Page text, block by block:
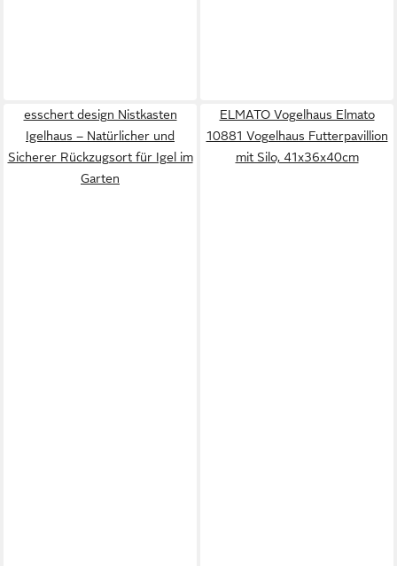
esschert design Nistkasten
Igelhaus – Natürlicher und
Sicherer Rückzugsort für Igel im
Garten
ELMATO Vogelhaus Elmato
10881 Vogelhaus Futterpavillion
mit Silo, 41x36x40cm